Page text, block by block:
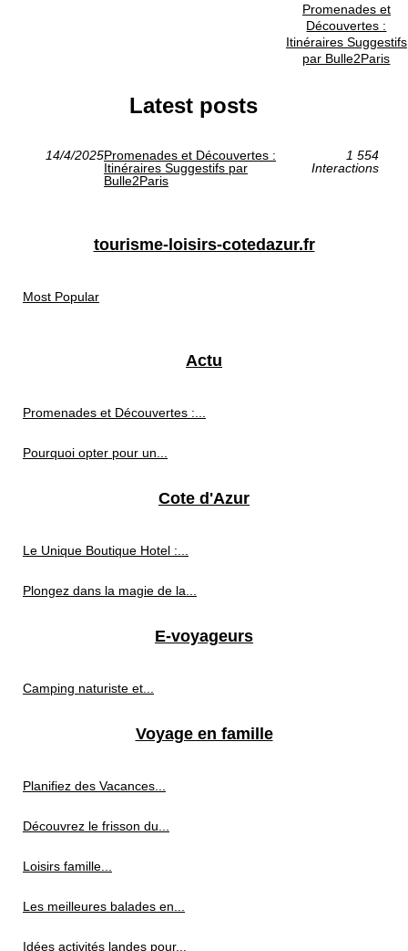
Promenades et
Découvertes :
Itinéraires Suggestifs
par Bulle2Paris
Latest posts
14/4/2025Promenades et Découvertes :
Itinéraires Suggestifs par
Bulle2Paris
1 554
Interactions
tourisme-loisirs-cotedazur.fr
Most Popular
Actu
Promenades et Découvertes :...
Pourquoi opter pour un...
Cote d'Azur
Le Unique Boutique Hotel :...
Plongez dans la magie de la...
E-voyageurs
Camping naturiste et...
Voyage en famille
Planifiez des Vacances...
Découvrez le frisson du...
Loisirs famille...
Les meilleures balades en...
Idées activités landes pour...